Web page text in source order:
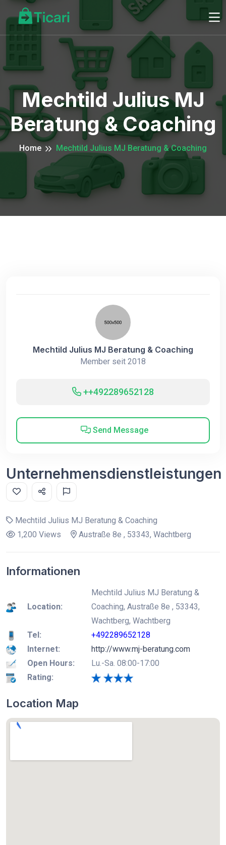
Mechtild Julius MJ
Beratung & Coaching
Home Mechtild Julius MJ Beratung & Coaching
Mechtild Julius MJ Beratung & Coaching
Member seit 2018
++492289652128
Send Message
Unternehmensdienstleistungen
Mechtild Julius MJ Beratung & Coaching
1,200 Views
Austraße 8e , 53343, Wachtberg
Informationen
Location:
Mechtild Julius MJ Beratung &
Coaching, Austraße 8e , 53343,
Wachtberg, Wachtberg
Tel:
+492289652128
Internet:
http://www.mj-beratung.com
Open Hours:
Lu.-Sa. 08:00-17:00
Rating:
Location Map